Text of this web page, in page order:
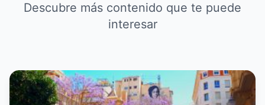
Descubre más contenido que te puede
interesar